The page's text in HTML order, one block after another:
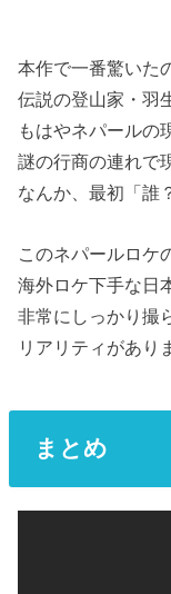
本作で一番驚いた
伝説の登山家・羽
もはやネパールの
謎の行商の連れで
なんか、最初「誰
このネパールロケ
海外ロケ下手な日
非常にしっかり撮
リアリティがあり
まとめ